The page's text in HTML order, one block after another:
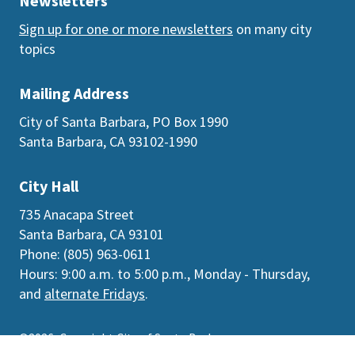
City Hall
735 Anacapa Street
Santa Barbara, CA 93101
Phone: (805) 963-0611
Hours: 9:00 a.m. to 5:00 p.m., Monday - Thursday,
and alternate Fridays.
Mailing Address
City of Santa Barbara, PO Box 1990
Santa Barbara, CA 93102-1990
Sign up for one or more newsletters on many city
topics
©2026 Copyright City of Santa Barbara